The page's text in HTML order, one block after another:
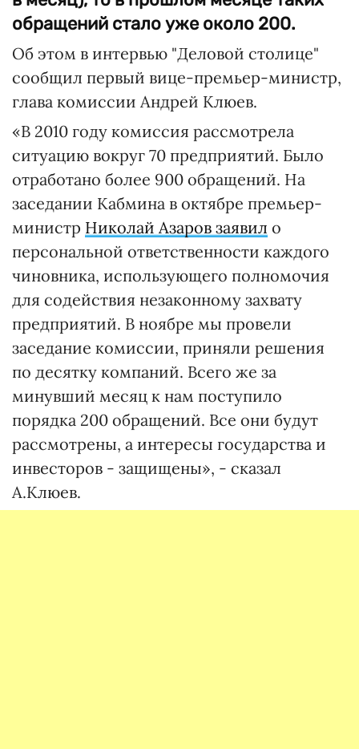
обращений стало уже около 200.
Об этом в интервью "Деловой столице"
сообщил первый вице-премьер-министр,
глава комиссии Андрей Клюев.
«В 2010 году комиссия рассмотрела
ситуацию вокруг 70 предприятий. Было
отработано более 900 обращений. На
заседании Кабмина в октябре премьер-
министр Николай Азаров заявил о
персональной ответственности каждого
чиновника, использующего полномочия
для содействия незаконному захвату
предприятий. В ноябре мы провели
заседание комиссии, приняли решения
по десятку компаний. Всего же за
минувший месяц к нам поступило
порядка 200 обращений. Все они будут
рассмотрены, а интересы государства и
инвесторов - защищены», - сказал
А.Клюев.